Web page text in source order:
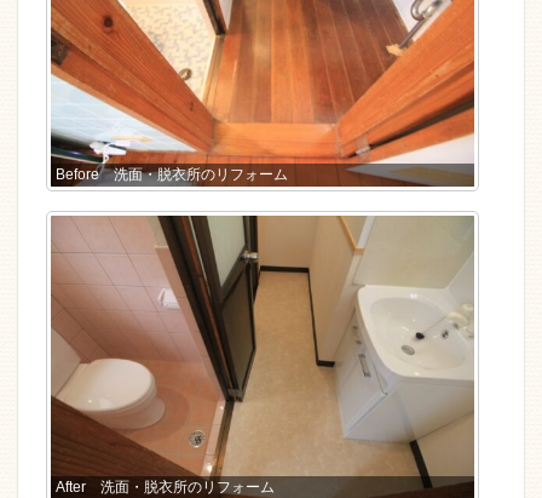
Before 洗面・脱衣所のリフォーム
After 洗面・脱衣所のリフォーム